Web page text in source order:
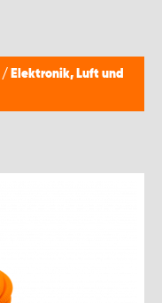
/ Elektronik, Luft und